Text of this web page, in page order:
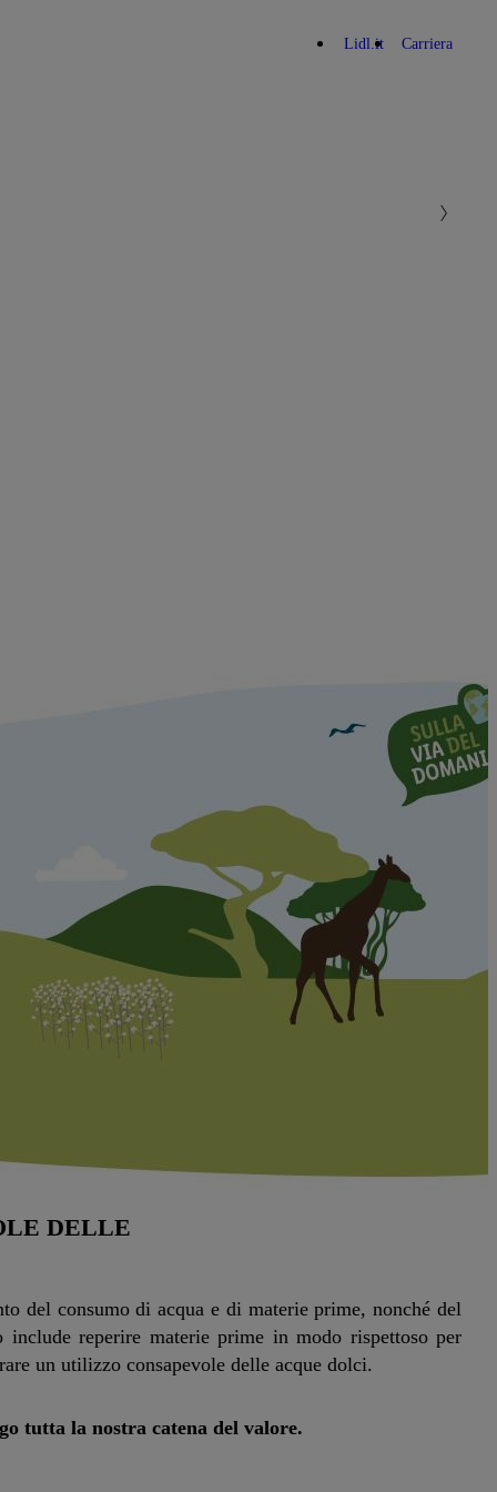
Lidl.it Carriera
DELLE
del consumo di acqua e di materie prime, nonché del
reperire materie prime in modo rispettoso per
un utilizzo consapevole delle acque dolci.
tutta la nostra catena del valore.